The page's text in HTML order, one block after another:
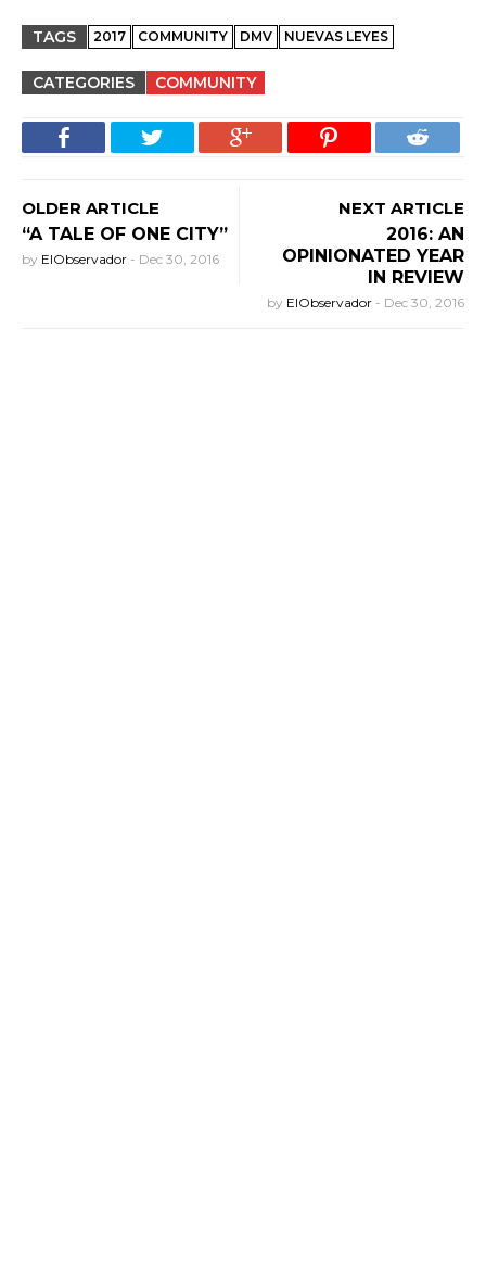
TAGS 2017 COMMUNITY DMV NUEVAS LEYES
CATEGORIES COMMUNITY
OLDER ARTICLE
“A TALE OF ONE CITY”
by ElObservador - Dec 30, 2016
NEXT ARTICLE
2016: AN
OPINIONATED YEAR
IN REVIEW
by ElObservador - Dec 30, 2016